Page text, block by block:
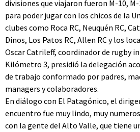
divisiones que viajaron fueron M-10, M-
para poder jugar con los chicos de la
clubes como Roca RC, Neuquén RC,
Dinos, Los Patos RC, Allen RC y los
Oscar Catrileff, coordinador de rugby
Kilómetro 3, presidió la delegación
de trabajo conformado por padres,
managers y colaboradores.
En diálogo con El Patagónico, el
encuentro fue muy lindo, muy
con la gente del Alto Valle, que tiene